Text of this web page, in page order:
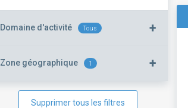
Domaine d'activité Tous +
Zone géographique 1 +
Supprimer tous les filtres